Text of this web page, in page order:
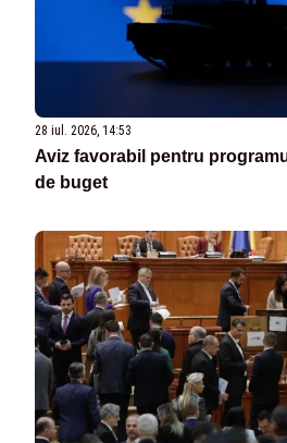
28 iul. 2026, 14:53
Aviz favorabil pentru
de buget